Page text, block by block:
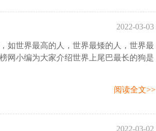
2022-03-03
10:59:44
如世界最高的人，世界最矮的人，世界最
网小编为大家介绍世界上尾巴最长的狗是
阅读全文>>
2022-03-02